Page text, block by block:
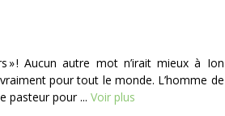
» ! Aucun autre mot n’irait mieux à Ion
pour tout le monde. L’homme de
pasteur pour ... Voir plus